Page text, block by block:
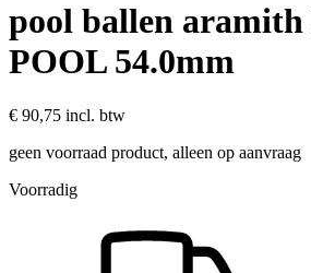
pool ballen
POOL 54.0mm
€ 90,75 incl. btw
geen voorraad product, alleen op aanvraag
Voorradig